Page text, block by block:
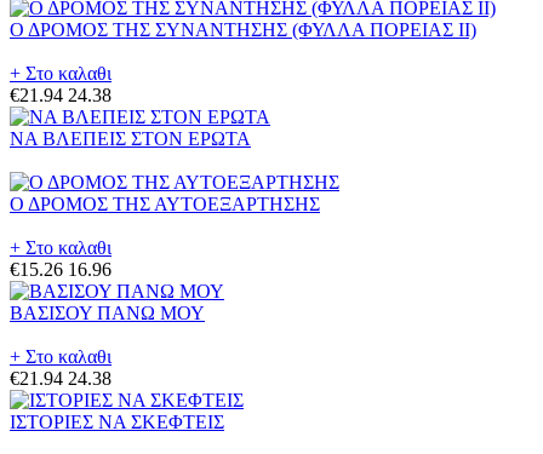
Ο ΔΡΟΜΟΣ ΤΗΣ ΣΥΝΑΝΤΗΣΗΣ (ΦΥΛΛΑ ΠΟΡΕΙΑΣ II)
+ Στο καλαθι
€21.94 24.38
ΝΑ ΒΛΕΠΕΙΣ ΣΤΟΝ ΕΡΩΤΑ
Ο ΔΡΟΜΟΣ ΤΗΣ ΑΥΤΟΕΞΑΡΤΗΣΗΣ
+ Στο καλαθι
€15.26 16.96
ΒΑΣΙΣΟΥ ΠΑΝΩ ΜΟΥ
+ Στο καλαθι
€21.94 24.38
ΙΣΤΟΡΙΕΣ ΝΑ ΣΚΕΦΤΕΙΣ